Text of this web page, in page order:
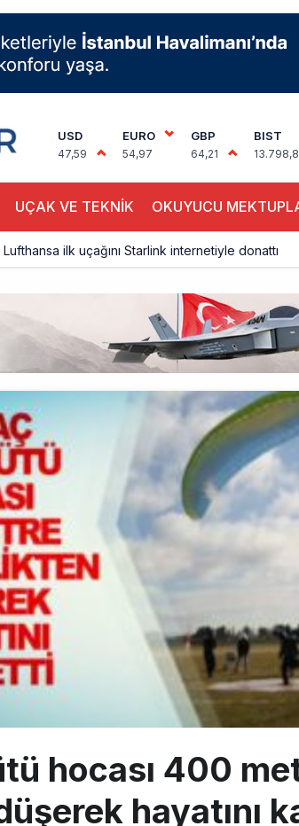
USD
47,59
EURO
54,97
GBP
64,21
BIST
UÇAK VE TEKNİK OKUYUCU
Lufthansa ilk uçağını Starlink internetiyle donattı
British Airways A380 seferlerini yüzde 28 azaltıyor
Çiti aştı, bakım uçağına girdi: Uyurken yakalandı
İki hayalet uçak, iki farklı görev: F-117 ve B-2
THY ve Pegasus Dünyanın En Değerli Havayolları
Fly Baghdad ABD yaptırım listesinden çıkarıldı
Elektrikli uçaklar Avrupa’da kısa rotalara hazırlanıyor
hocası 400
hayatını